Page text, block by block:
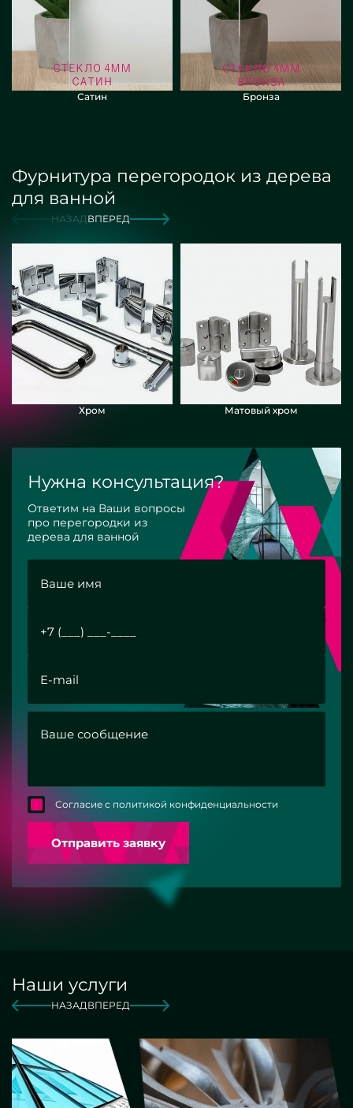
Сатин Бронза
Фурнитура перегородок из дерева
для ванной
НАЗАДВПЕРЕД
Хром Матовый хром
Нужна консультация?
Ответим на Ваши вопросы
про перегородки из
дерева для ванной
Согласие с политикой конфиденциальности
Отправить заявку
Наши услуги
НАЗАДВПЕРЕД